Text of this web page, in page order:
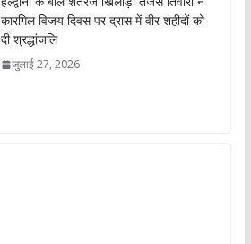
कारगिल विजय दिवस पर द्रास में वीर शहीदों को
दी श्रद्धांजलि
जुलाई 27, 2026